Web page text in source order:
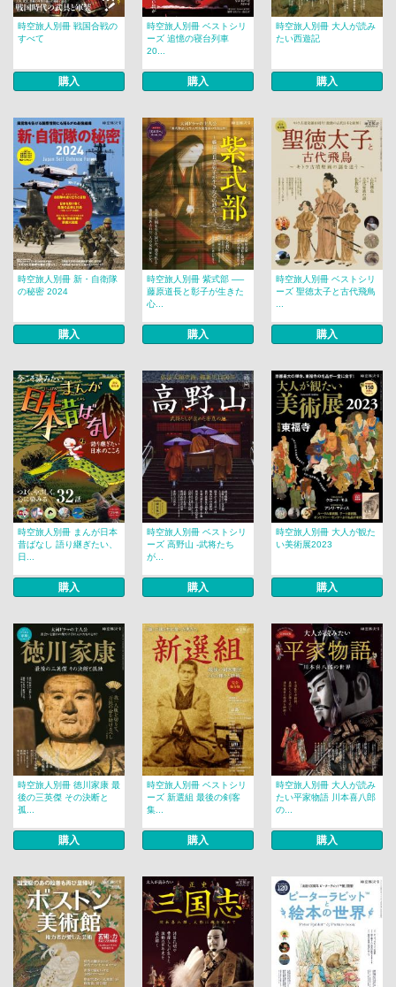
時空旅人別冊 戦国合戦の
すべて
購入
時空旅人別冊 ベストシリ
ーズ 追憶の寝台列車
20...
購入
時空旅人別冊 大人が読み
たい西遊記
購入
時空旅人別冊 新・自衛隊
の秘密 2024
購入
時空旅人別冊 紫式部 ──
藤原道長と彰子が生きた
心...
購入
時空旅人別冊 ベストシリ
ーズ 聖徳太子と古代飛鳥
...
購入
時空旅人別冊 まんが日本
昔ばなし 語り継ぎたい、
日...
購入
時空旅人別冊 ベストシリ
ーズ 高野山 -武将たち
が...
購入
時空旅人別冊 大人が観た
い美術展2023
購入
時空旅人別冊 徳川家康 最
後の三英傑 その決断と
孤...
購入
時空旅人別冊 ベストシリ
ーズ 新選組 最後の剣客
集...
購入
時空旅人別冊 大人が読み
たい平家物語 川本喜八郎
の...
購入